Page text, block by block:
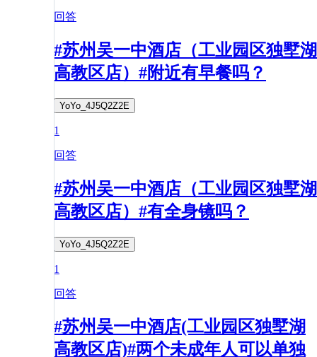
回答
#苏州吴一中酒店（工业园区独墅湖
高教区店）#附近有早餐吗？
YoYo_4J5Q2Z2E
1
回答
#苏州吴一中酒店（工业园区独墅湖
高教区店）#有全身镜吗？
YoYo_4J5Q2Z2E
1
回答
#苏州吴一中酒店(工业园区独墅湖
高教区店)#两个未成年人可以单独